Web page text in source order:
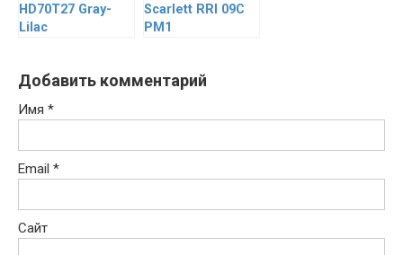
HD70T27 Gray-
Lilac
Scarlett RRI 09C
PM1
Добавить комментарий
Имя *
Email *
Сайт